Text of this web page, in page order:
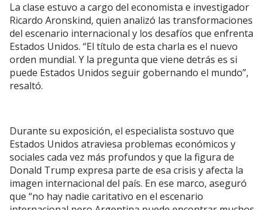
La clase estuvo a cargo del economista e investigador
Ricardo Aronskind, quien analizó las transformaciones
del escenario internacional y los desafíos que enfrenta
Estados Unidos. “El título de esta charla es el nuevo
orden mundial. Y la pregunta que viene detrás es si
puede Estados Unidos seguir gobernando el mundo”,
resaltó.
Durante su exposición, el especialista sostuvo que
Estados Unidos atraviesa problemas económicos y
sociales cada vez más profundos y que la figura de
Donald Trump expresa parte de esa crisis y afecta la
imagen internacional del país. En ese marco, aseguró
que “no hay nadie caritativo en el escenario